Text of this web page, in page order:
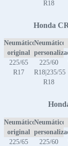
R18
Honda
Neumático
original
Neumático
225/65
R17
225/60
R18|235/55
R18
Neumático
original
Neumático
225/65
225/60